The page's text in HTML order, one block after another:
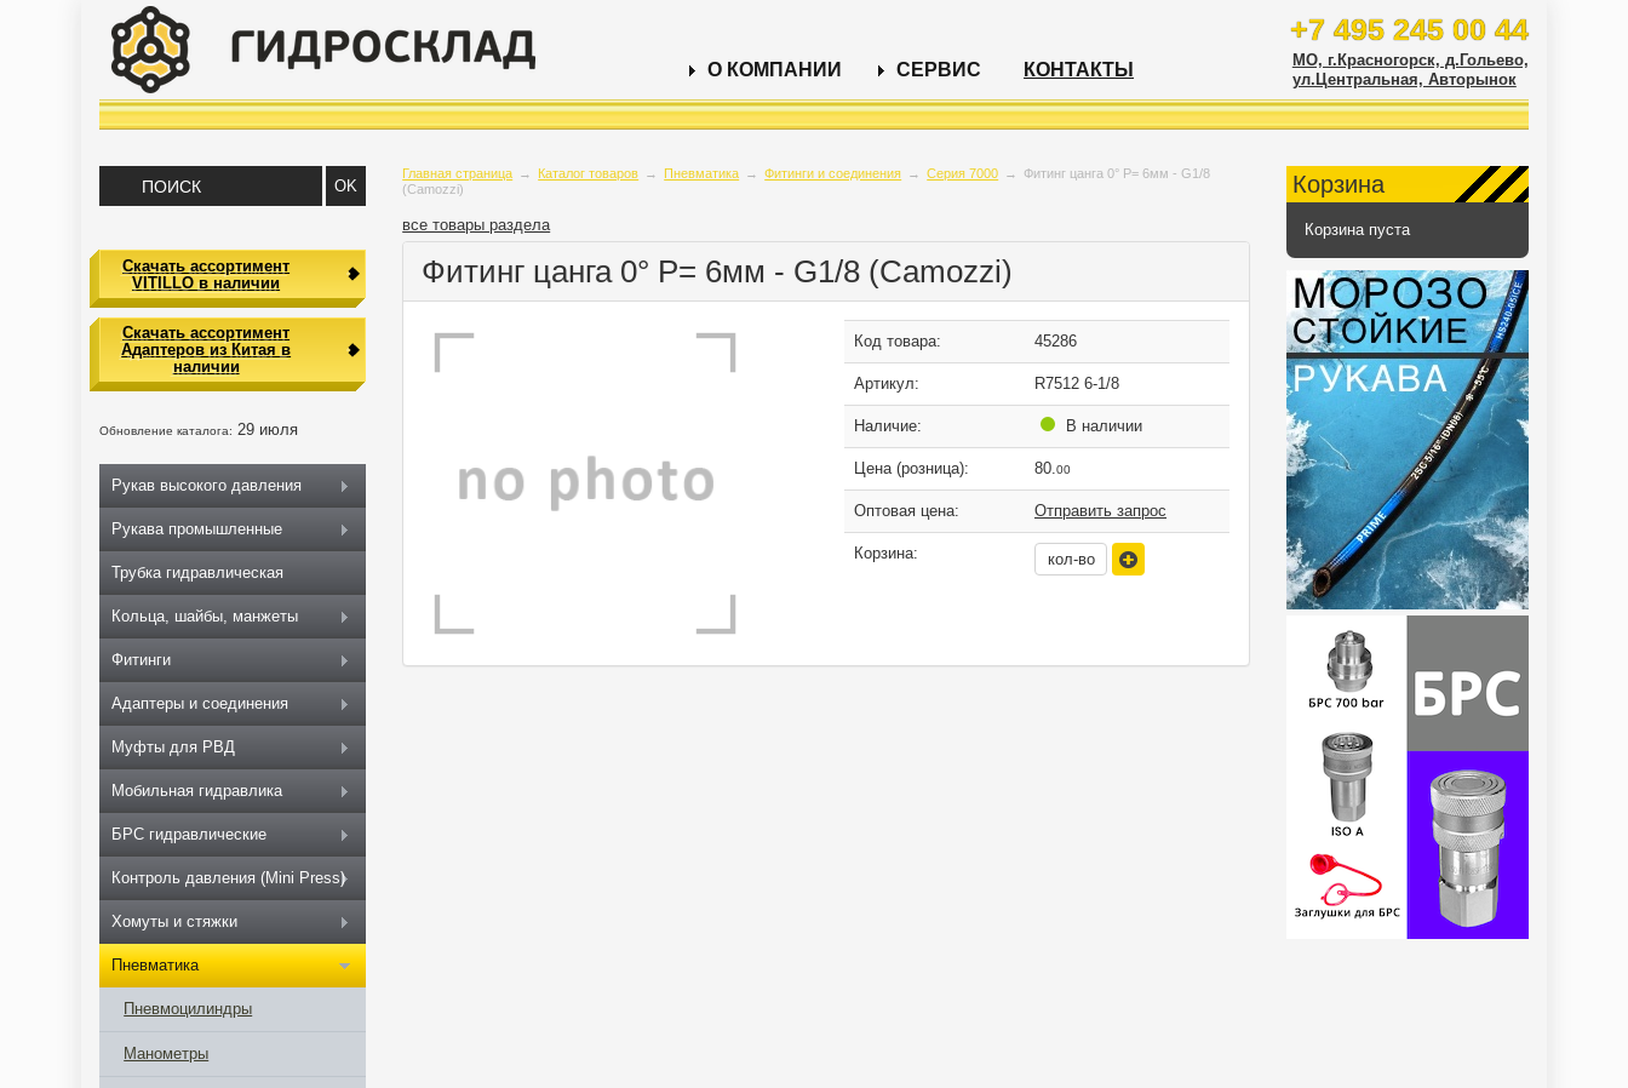
+7 495 245 00 44
МО, г.Красногорск, д.Гольево,
ул.Центральная, Авторынок
О КОМПАНИИ СЕРВИС КОНТАКТЫ
Главная страница → Каталог товаров → Пневматика → Фитинги и соединения → Серия 7000 →
Фитинг цанга 0° P= 6мм - G1/8
(Camozzi)
все товары раздела
Фитинг цанга 0° P= 6мм - G1/8 (Camozzi)
Код товара: 45286
Артикул: R7512 6-1/8
Наличие: В наличии
Цена (розница): 80.00
Оптовая цена: Отправить запрос
Корзина:
Скачать ассортимент
VITILLO в наличии
Скачать ассортимент
Адаптеров из Китая в
наличии
Обновление каталога: 29 июля
Рукав высокого давления
Рукава промышленные
Трубка гидравлическая
Кольца, шайбы, манжеты
Фитинги
Адаптеры и соединения
Муфты для РВД
Мобильная гидравлика
БРС гидравлические
Контроль давления (Mini Press)
Хомуты и стяжки
Пневматика
Пневмоцилиндры
Манометры
Корзина
Корзина пуста